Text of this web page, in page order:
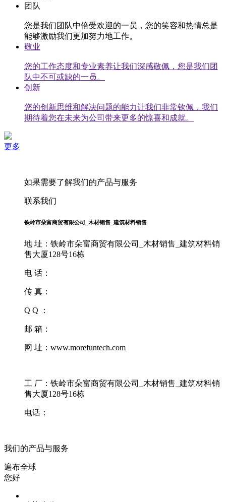
团队
您是我们团队中倍受欢迎的一员，您的笑容和热情总是
能够激励我们更加努力地工作。
敬业
您的工作态度和专业素养让我们深感敬佩，您是我们团
队中不可或缺的一员。
创新
您的创新思维和解决问题的能力让我们非常钦佩，我们
期待着您在未来为公司带来更多的惊喜和成就。
更多
如果需要了解我们的产品与服务
联系我们
铁岭市朵富商贸有限公司_木材销售_建筑材料销售
地 址：铁岭市朵富商贸有限公司_木材销售_建筑材料销
售大厦128号16栋
电 话：
传 真：
Q Q ：
邮 箱：
网 址：www.morefuntech.com
工 厂：铁岭市朵富商贸有限公司_木材销售_建筑材料销
售大厦128号16栋
电话：
我们的产品与服务
遍布全球
您好